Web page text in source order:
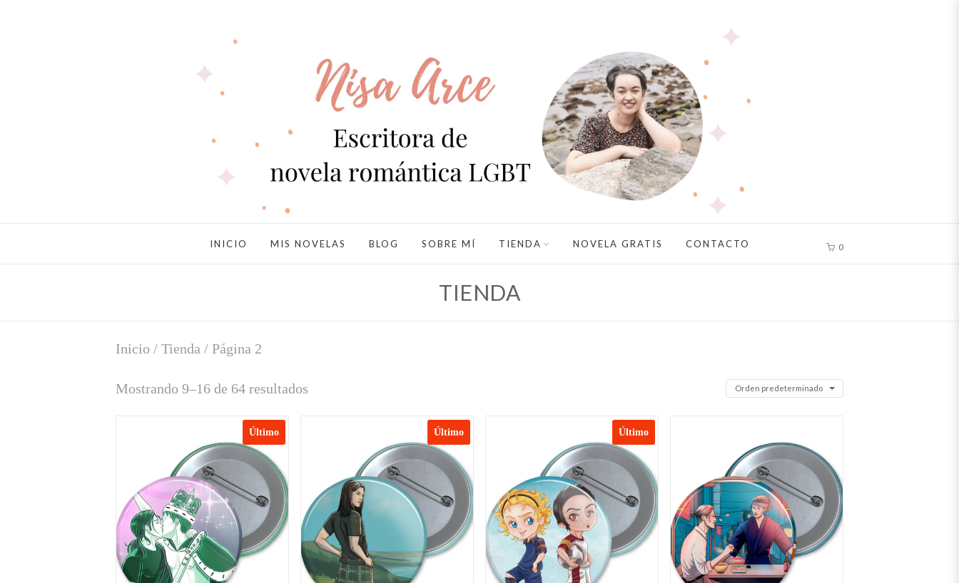
INICIO MIS NOVELAS BLOG SOBRE MÍ TIENDA NOVELA GRATIS CONTACTO 0
TIENDA
Inicio / Tienda / Página 2
Mostrando 9–16 de 64 resultados Orden predeterminado
Último Último Último